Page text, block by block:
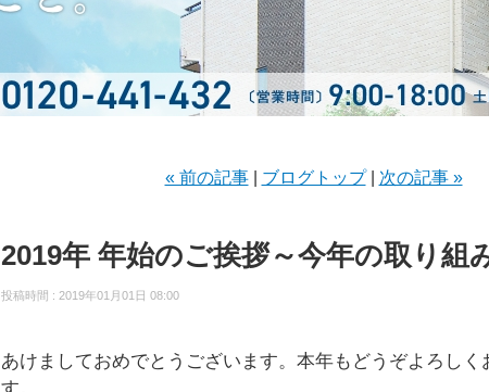
« 前の記事| ブログトップ| 次の記事 »
2019年 年始のご挨拶～今年の取り組
投稿時間 : 2019年01月01日 08:00
あけましておめでとうございます。本年もどうぞよろしく